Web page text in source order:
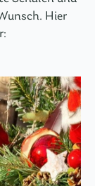
Hier